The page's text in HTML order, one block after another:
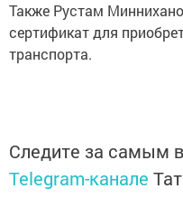
Также Рустам
сертификат для
транспорта.
Следите за самым
Telegram-канале